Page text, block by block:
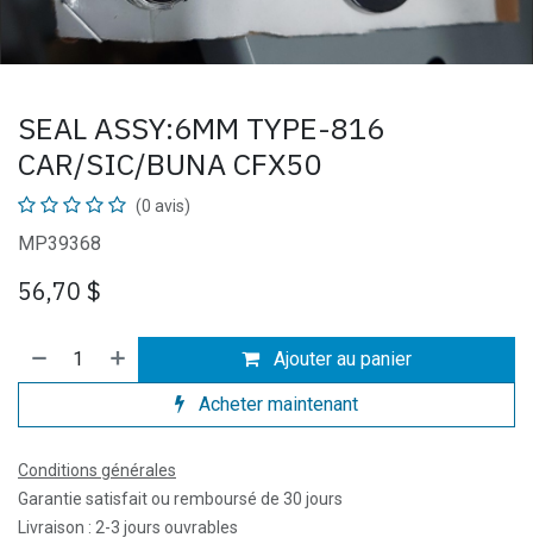
SEAL ASSY:6MM TYPE-816
CAR/SIC/BUNA CFX50
(0 avis)
MP39368
56,70 $
Ajouter au panier
Acheter maintenant
Conditions générales
Garantie satisfait ou remboursé de 30 jours
Livraison : 2-3 jours ouvrables